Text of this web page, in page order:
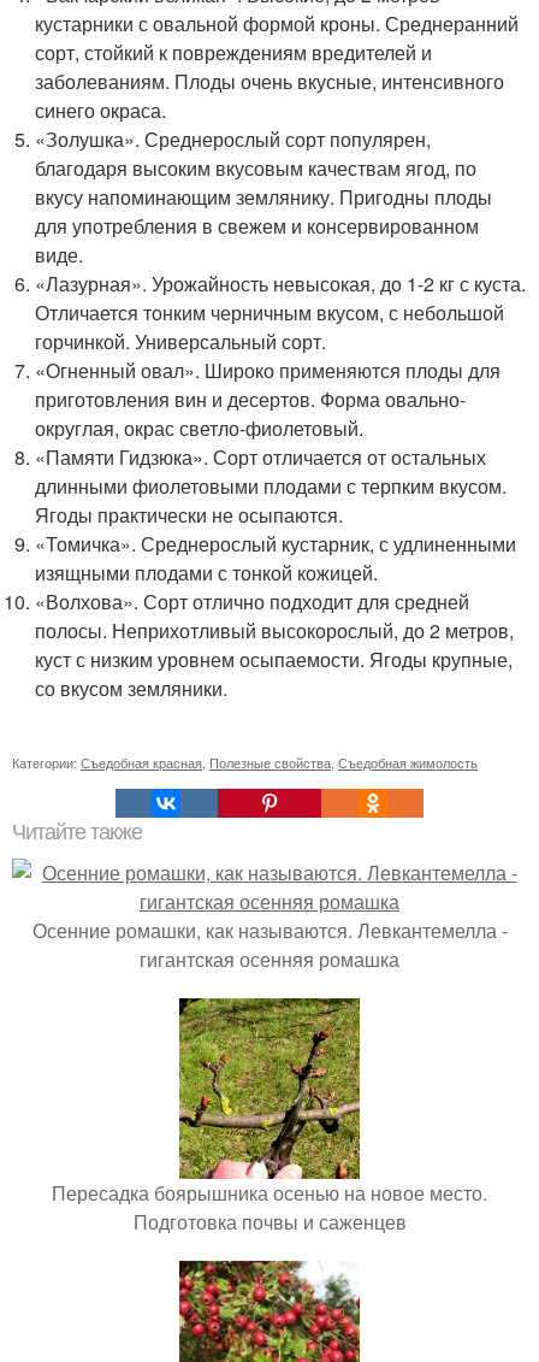
кустарники с овальной формой кроны. Среднеранний
сорт, стойкий к повреждениям вредителей и
заболеваниям. Плоды очень вкусные, интенсивного
синего окраса.
«Золушка». Среднерослый сорт популярен,
благодаря высоким вкусовым качествам ягод, по
вкусу напоминающим землянику. Пригодны плоды
для употребления в свежем и консервированном
виде.
«Лазурная». Урожайность невысокая, до 1-2 кг с куста.
Отличается тонким черничным вкусом, с небольшой
горчинкой. Универсальный сорт.
«Огненный овал». Широко применяются плоды для
приготовления вин и десертов. Форма овально-
округлая, окрас светло-фиолетовый.
«Памяти Гидзюка». Сорт отличается от остальных
длинными фиолетовыми плодами с терпким вкусом.
Ягоды практически не осыпаются.
«Томичка». Среднерослый кустарник, с удлиненными
изящными плодами с тонкой кожицей.
«Волхова». Сорт отлично подходит для средней
полосы. Неприхотливый высокорослый, до 2 метров,
куст с низким уровнем осыпаемости. Ягоды крупные,
со вкусом земляники.
Категории: Съедобная красная Полезные свойства Съедобная жимолость
Читайте также
Осенние ромашки, как называются. Левкантемелла -
гигантская осенняя ромашка
Пересадка боярышника осенью на новое место.
Подготовка почвы и саженцев